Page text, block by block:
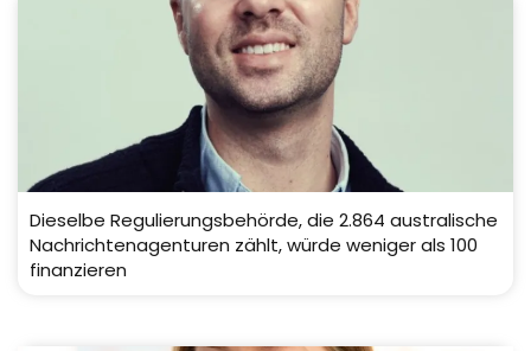
Dieselbe Regulierungsbehörde, die 2.864 australische
Nachrichtenagenturen zählt, würde weniger als 100
finanzieren